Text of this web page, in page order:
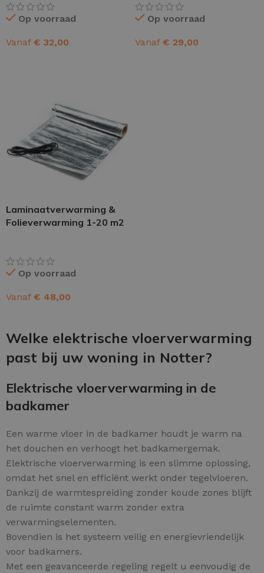
Op voorraad
Vanaf € 32,00
Op voorraad
Vanaf € 29,00
Laminaatverwarming &
Folieverwarming 1-20 m2
Op voorraad
Vanaf € 48,00
Welke elektrische vloerverwarming
past bij uw woning in Notter?
Elektrische vloerverwarming in de
badkamer
Een warme vloer in de badkamer houdt je warm na
het douchen en verhoogt het badkamergemak.
Elektrische vloerverwarming is een slimme oplossing,
omdat het snel en efficiënt werkt onder tegelvloeren.
Dankzij de warmtespreiding zonder koude zones blijft
de ruimte constant warm zonder extra
verwarmingselementen.
Bovendien is het systeem veilig en energievriendelijk
voor badkamers.
Met een geavanceerde regeling regelt u eenvoudig de